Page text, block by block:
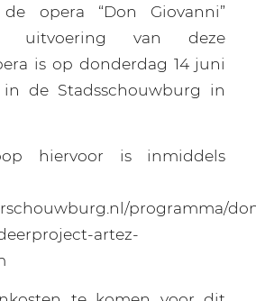
opera “Don Giovanni”
uitvoering van deze
is op donderdag 14 juni
de Stadsschouwburg in
hiervoor is inmiddels
programma/
artez-